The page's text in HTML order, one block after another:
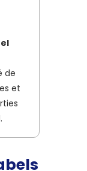
de
et